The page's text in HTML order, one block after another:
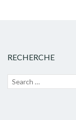
RECHERCHE
Recherche